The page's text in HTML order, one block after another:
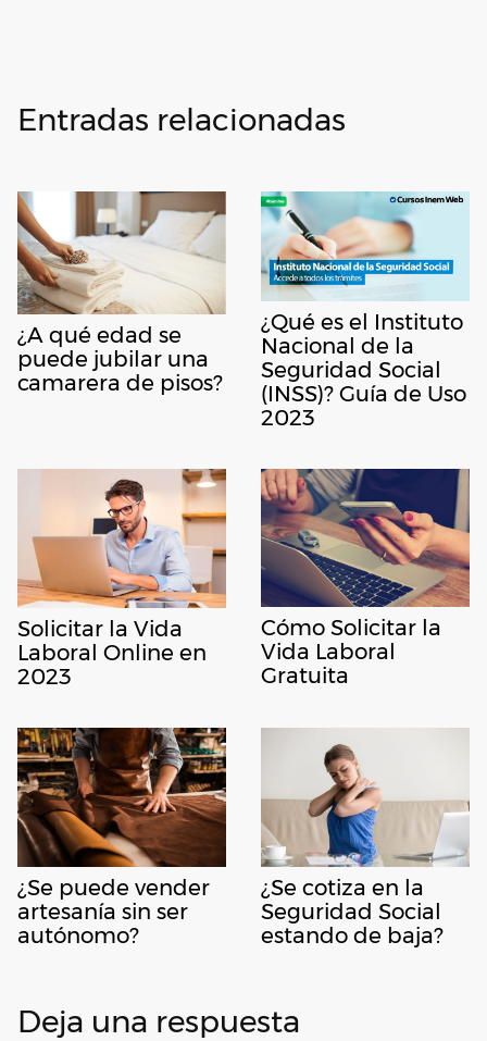
Entradas relacionadas
¿A qué edad se
puede jubilar una
camarera de pisos?
¿Qué es el Instituto
Nacional de la
Seguridad Social
(INSS)? Guía de Uso
2023
Solicitar la Vida
Laboral Online en
2023
Cómo Solicitar la
Vida Laboral
Gratuita
¿Se puede vender
artesanía sin ser
autónomo?
¿Se cotiza en la
Seguridad Social
estando de baja?
Deja una respuesta